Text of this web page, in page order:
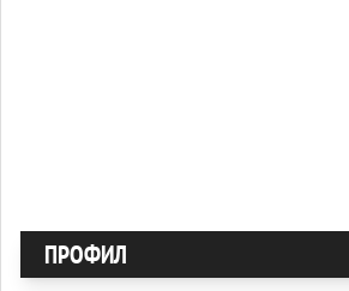
ПРОФИЛ